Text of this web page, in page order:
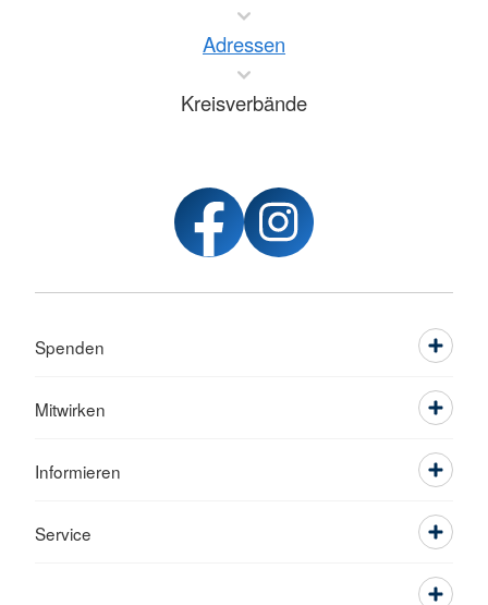
Adressen
Kreisverbände
Spenden
Mitwirken
Informieren
Service